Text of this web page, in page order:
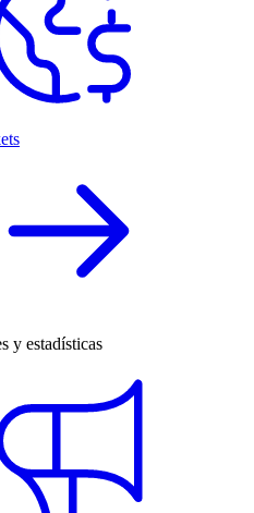
y estadísticas